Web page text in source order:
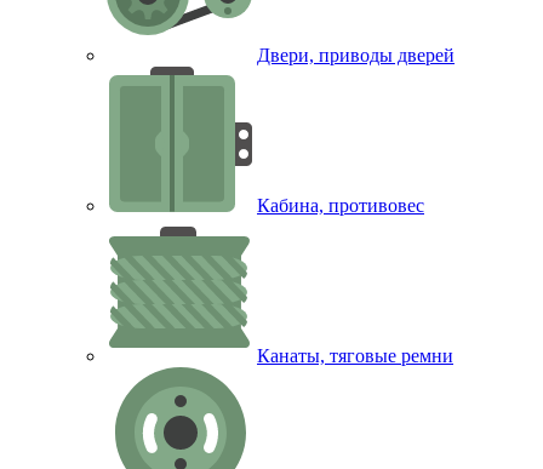
Двери, приводы дверей
Кабина, противовес
Канаты, тяговые ремни